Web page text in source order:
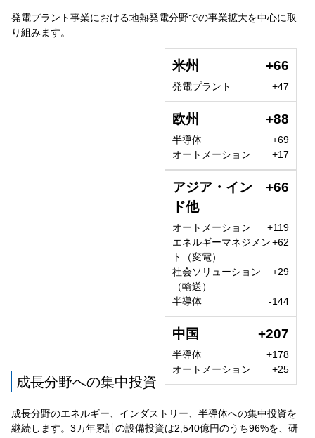
発電プラント事業における地熱発電分野での事業拡大を中心に取
り組みます。
米州 +66
発電プラント +47
欧州 +88
半導体
+69
オートメーション
+17
アジア・イン
ド他
+66
オートメーション
+119
エネルギーマネジメン
ト（変電）
+62
社会ソリューション
（輸送）
+29
半導体 -144
中国 +207
半導体
+178
オートメーション
+25
成長分野への集中投資
成長分野のエネルギー、インダストリー、半導体への集中投資を
継続します。3カ年累計の設備投資は2,540億円のうち96%を、研